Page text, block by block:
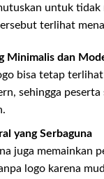
untuk
terlihat
Minimalis dan
bisa tetap
sehingga
yang Serbaguna
juga memainkan
logo karena